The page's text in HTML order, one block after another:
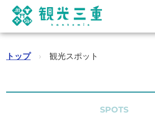
トップ › 観光スポット
SPOTS